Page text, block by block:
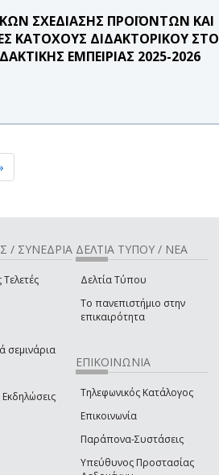
ΣΧΕΔΙΑΣΗΣ ΠΡΟΪΟΝΤΩΝ ΚΑΙ
ΚΑΤΟΧΟΥΣ ΔΙΔΑΚΤΟΡΙΚΟΥ ΣΤΟ
ΕΜΠΕΙΡΙΑΣ 2025-2026
/ ΣΥΝΕΔΡΙΑ
σεμινάρια
Εκδηλώσεις
ΔΕΛΤΙΑ ΤΥΠΟΥ / ΝΕΑ
Δελτία Τύπου
Το πανεπιστήμιο στην
επικαιρότητα
ΕΠΙΚΟΙΝΩΝΙΑ
Τηλεφωνικός Κατάλογος
Επικοινωνία
Παράπονα-Συστάσεις
Υπεύθυνος Προστασίας